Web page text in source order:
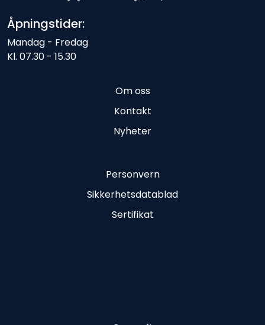
Åpningstider:
Mandag - Fredag
Kl. 07.30 - 15.30
Om oss
Kontakt
Nyheter
Personvern
Sikkerhetsdatablad
Sertifikat